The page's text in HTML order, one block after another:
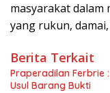
masyarakat dalam
yang rukun,
Berita Terkait
Praperadilan Ferbrie
Usul Barang Bukti